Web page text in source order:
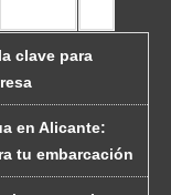
clave para
en Alicante:
tu embarcación